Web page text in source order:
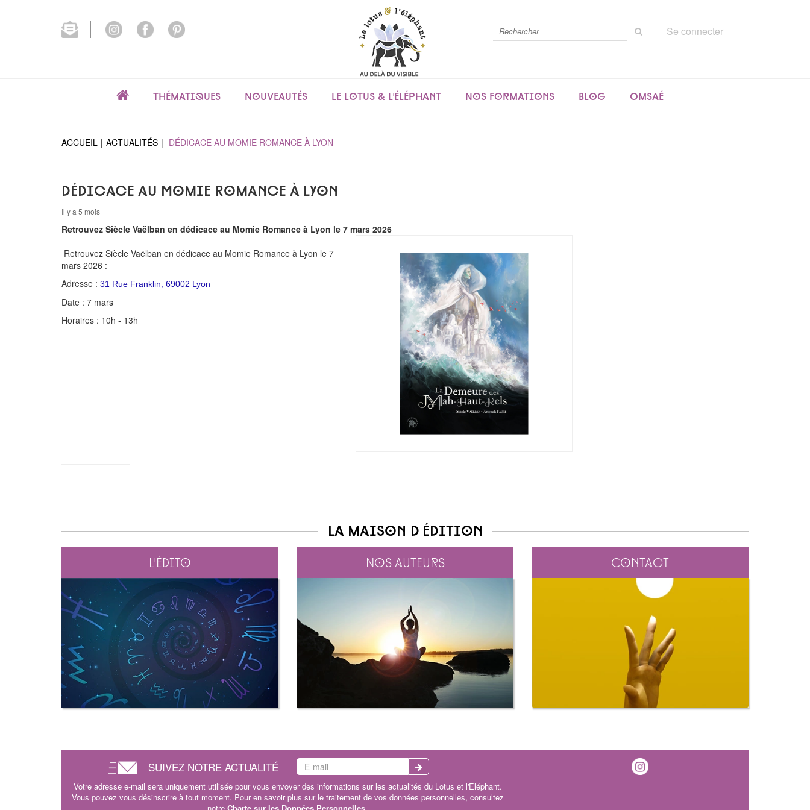
Se connecter
Thématiques Nouveautés Le lotus & l'éléphant Nos formations Blog Omsaé
ACCUEIL ACTUALITÉS DÉDICACE AU MOMIE ROMANCE À LYON
Dédicace au Momie Romance à Lyon
Il y a 5 mois
Retrouvez Siècle Vaëlban en dédicace au Momie Romance à Lyon le 7 mars 2026
Retrouvez Siècle Vaëlban en dédicace au Momie Romance à Lyon le 7
mars 2026 :
Adresse : 31 Rue Franklin, 69002 Lyon
Date : 7 mars
Horaires : 10h - 13h
La maison d'édition
L'édito Nos auteurs Contact
SUIVEZ NOTRE ACTUALITÉ
Votre adresse e-mail sera uniquement utilisée pour vous envoyer des informations sur les actualités du Lotus et l'Eléphant.
Vous pouvez vous désinscrire à tout moment. Pour en savoir plus sur le traitement de vos données personnelles, consultez